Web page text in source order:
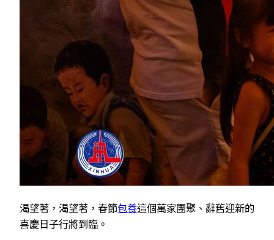
渴望著，渴望著，春節包養這個萬家團聚、辭舊迎新的
喜慶日子行將到臨。